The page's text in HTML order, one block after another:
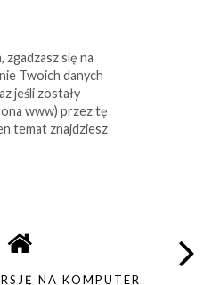
się na
Twoich danych
jeśli zostały
www) przez tę
temat znajdziesz
NA KOMPUTER